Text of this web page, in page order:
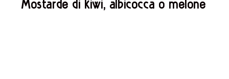
Mostarde di kiwi, albicocca o melone